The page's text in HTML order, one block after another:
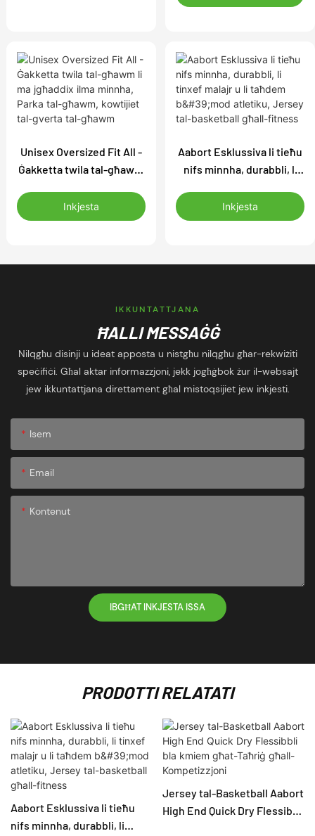
tal-Ġenb tal-Malja |
ħwejjeġ UPF OEM
Unisex Oversized Fit All -
Ġakketta twila tal-għawm
minnha, Parka tal-għawm,
kowtijiet tal-gverta tal-
Inkjesta
Aabort Esklussiva li tieħu
nifs minnha, durabbli, li
b'mod atletiku, Jersey tal-
basketball għall-fitness
Inkjesta
IKKUNTATTJANA
ĦALLI MESSAĠĠ
Nilqgħu disinji u ideat apposta u nistgħu nilqgħu għar-rekwiżiti
speċifiċi. Għal aktar informazzjoni, jekk jogħġbok żur il-websajt
jew ikkuntattjana direttament għal mistoqsijiet jew inkjesti.
Isem
Email
Kontenut
IBGĦAT INKJESTA ISSA
PRODOTTI RELATATI
Aabort Esklussiva li tieħu
nifs minnha, durabbli, li
Jersey tal-Basketball Aabort
High End Quick Dry Flessibbli